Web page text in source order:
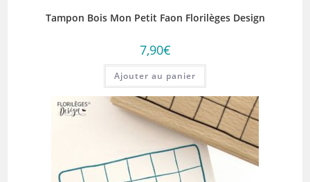
Tampon Bois Mon Petit Faon Florilèges Design
7,90€
Ajouter au panier